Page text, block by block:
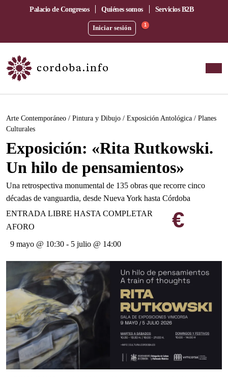
Palacio de Congresos Quiénes somos Servicios B2B
Iniciar sesión 1
Este evento ha pasado.
Arte Contemporáneo / Pintura y Dibujo / Exposición Antológica / Planes
Culturales
Exposición: «Rita Rutkowski.
Un hilo de pensamientos»
Una retrospectiva monumental de 135 obras que recorre cinco
décadas de vanguardia, desde Nueva York hasta Córdoba
ENTRADA LIBRE HASTA COMPLETAR
AFORO
€
9 mayo @ 10:30 - 5 julio @ 14:00